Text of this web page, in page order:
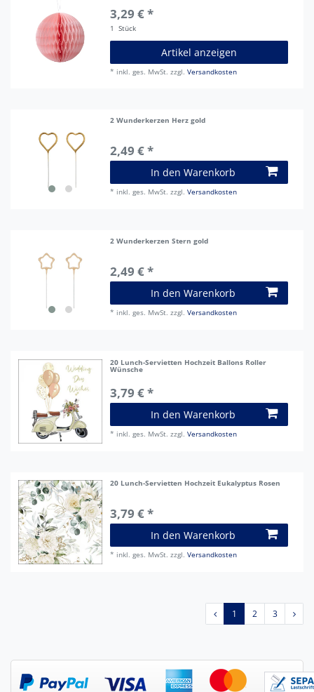
3,29 € *
1 Stück
Artikel anzeigen
* inkl. ges. MwSt. zzgl.Versandkosten
2 Wunderkerzen Herz gold
2,49 € *
In den Warenkorb
* inkl. ges. MwSt. zzgl.Versandkosten
2 Wunderkerzen Stern gold
2,49 € *
In den Warenkorb
* inkl. ges. MwSt. zzgl.Versandkosten
20 Lunch-Servietten Hochzeit Ballons Roller
Wünsche
3,79 € *
In den Warenkorb
* inkl. ges. MwSt. zzgl.Versandkosten
20 Lunch-Servietten Hochzeit Eukalyptus Rosen
3,79 € *
In den Warenkorb
* inkl. ges. MwSt. zzgl.Versandkosten
1 2 3